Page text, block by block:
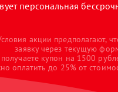
персональная
акции предполагают,
заявку через текущую
получаете купон на 1500
оплатить до 25% от